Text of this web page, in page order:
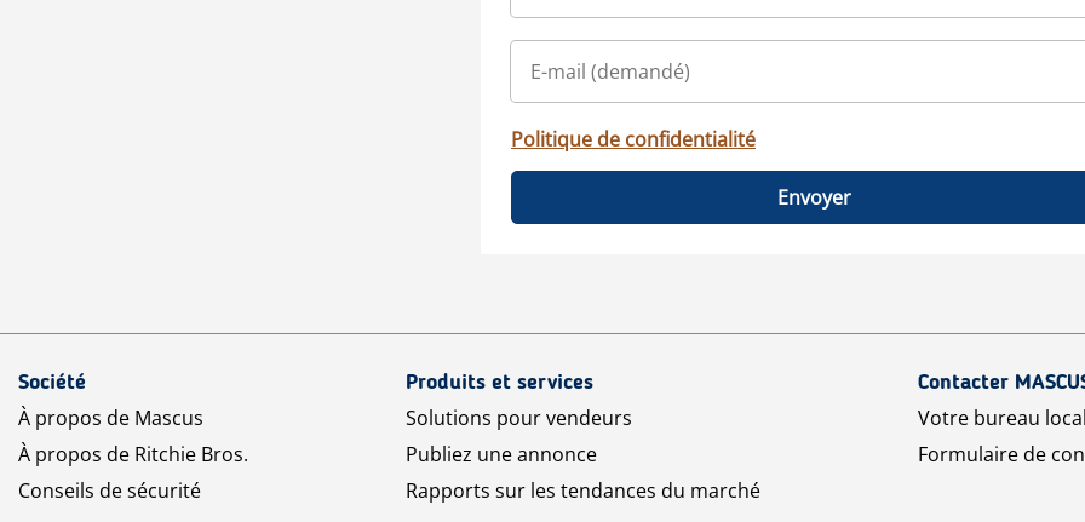
Politique de confidentialité
Envoyer
Société
À propos de Mascus
À propos de Ritchie Bros.
Conseils de sécurité
Produits et services
Solutions pour vendeurs
Publiez une annonce
Rapports sur les tendances du marché
Contacter
Votre bureau
Formulaire de